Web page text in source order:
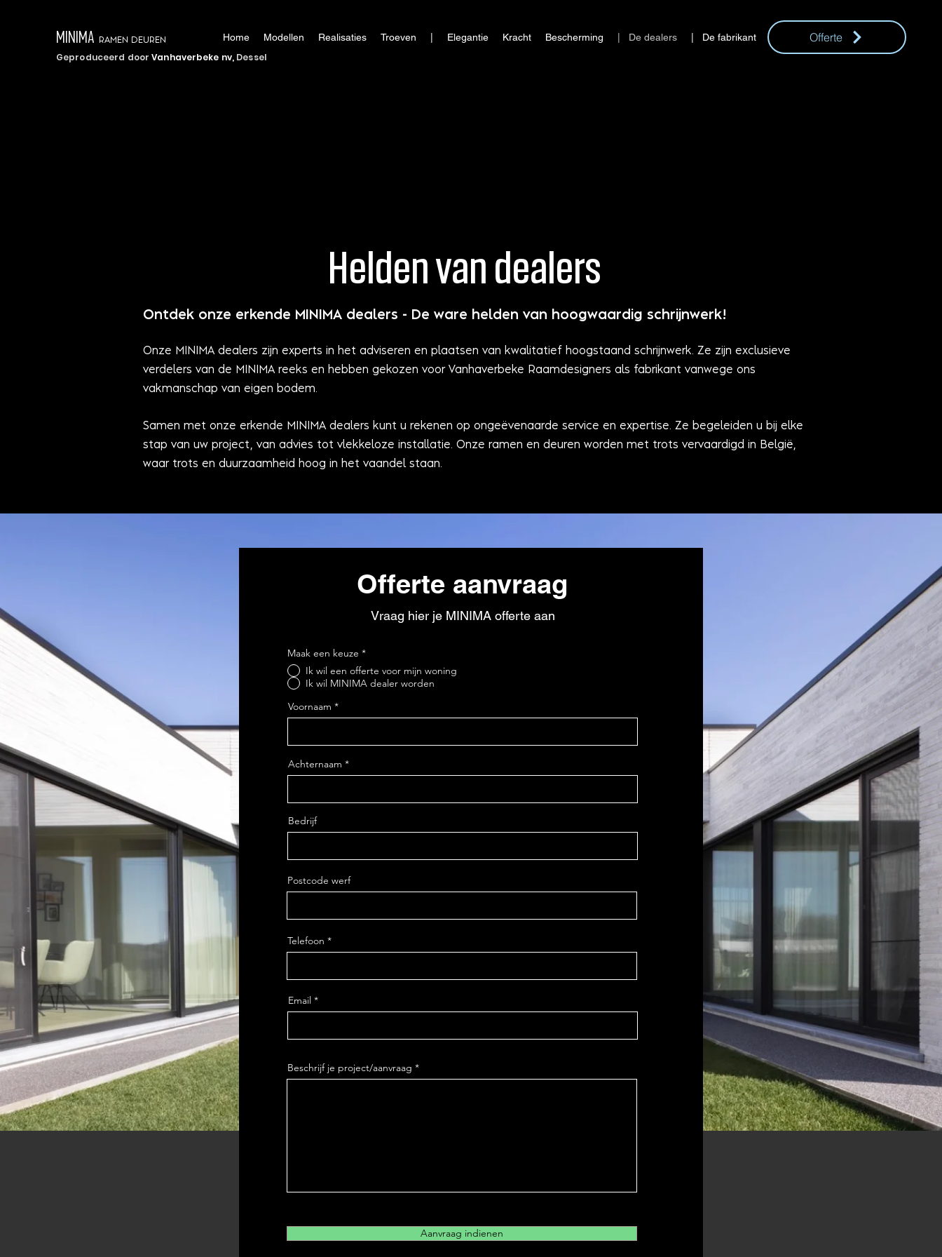
MINIMA RAMEN DEUREN
Geproduceerd door Vanhaverbeke nv, Dessel
Home Modellen Realisaties Troeven | Elegantie Kracht Bescherming | De dealers | De fabrikant Offerte
Helden van dealers
Ontdek onze erkende MINIMA dealers - De ware helden van hoogwaardig schrijnwerk!
Onze MINIMA dealers zijn experts in het adviseren en plaatsen van kwalitatief hoogstaand schrijnwerk. Ze zijn exclusieve
verdelers van de MINIMA reeks en hebben gekozen voor Vanhaverbeke Raamdesigners als fabrikant vanwege ons
vakmanschap van eigen bodem.
Samen met onze erkende MINIMA dealers kunt u rekenen op ongeëvenaarde service en expertise. Ze begeleiden u bij elke
stap van uw project, van advies tot vlekkeloze installatie. Onze ramen en deuren worden met trots vervaardigd in België,
waar trots en duurzaamheid hoog in het vaandel staan.
Offerte aanvraag
Vraag hier je MINIMA offerte aan
Maak een keuze *
Ik wil een offerte voor mijn woning
Ik wil MINIMA dealer worden
Voornaam
Achternaam
Bedrijf
Postcode werf
Telefoon
Email
Beschrijf je project/aanvraag
Aanvraag indienen